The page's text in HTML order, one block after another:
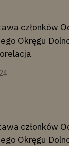
członków
Okręgu
członków
Okręgu